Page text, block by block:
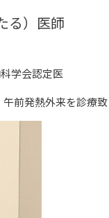
）医師
学会認定医
前発熱外来を診療